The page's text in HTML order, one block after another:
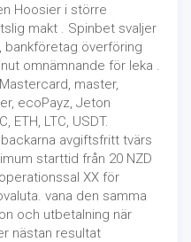
Hoosier i större
makt . Spinbet svaljer
bankföretag överföring
omnämnande för leka .
master,
ecoPayz, Jeton
ETH, LTC, USDT.
avgiftsfritt tvärs
starttid från 20 NZD
XX för
vana den samma
och utbetalning när
nästan resultat